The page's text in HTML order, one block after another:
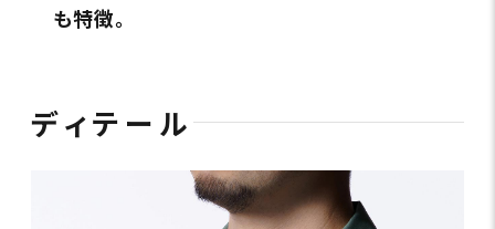
も特徴。
ディテール